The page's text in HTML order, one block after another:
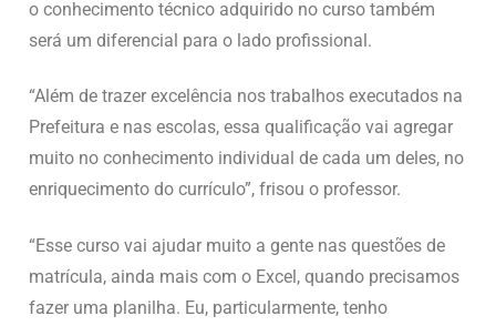
o conhecimento técnico adquirido no curso também
será um diferencial para o lado profissional.
“Além de trazer excelência nos trabalhos executados na
Prefeitura e nas escolas, essa qualificação vai agregar
muito no conhecimento individual de cada um deles, no
enriquecimento do currículo”, frisou o professor.
“Esse curso vai ajudar muito a gente nas questões de
matrícula, ainda mais com o Excel, quando precisamos
fazer uma planilha. Eu, particularmente, tenho